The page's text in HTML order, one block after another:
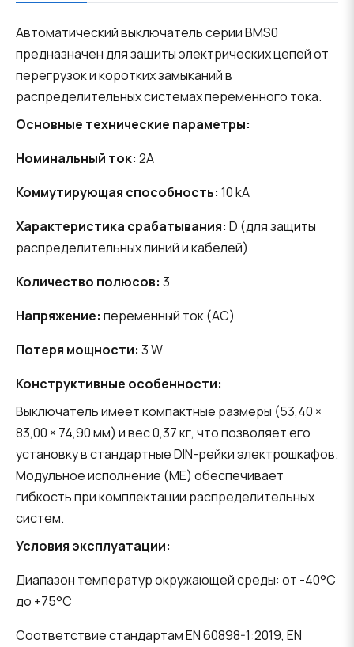
Автоматический выключатель серии BMS0
предназначен для защиты электрических цепей от
перегрузок и коротких замыканий в
распределительных системах переменного тока.
Основные технические параметры:
Номинальный ток: 2A
Коммутирующая способность: 10 kA
Характеристика срабатывания: D (для защиты
распределительных линий и кабелей)
Количество полюсов: 3
Напряжение: переменный ток (AC)
Потеря мощности: 3 W
Конструктивные особенности:
Выключатель имеет компактные размеры (53,40 ×
83,00 × 74,90 мм) и вес 0,37 кг, что позволяет его
установку в стандартные DIN-рейки электрошкафов.
Модульное исполнение (ME) обеспечивает
гибкость при комплектации распределительных
систем.
Условия эксплуатации:
Диапазон температур окружающей среды: от -40°C
до +75°C
Соответствие стандартам EN 60898-1:2019, EN